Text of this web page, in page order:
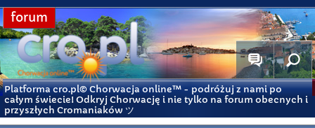
forum
Platforma cro.pl© Chorwacja online™ - podróżuj z nami po
całym świecie! Odkryj Chorwację i nie tylko na forum obecnych i
przyszłych Cromaniaków ツ